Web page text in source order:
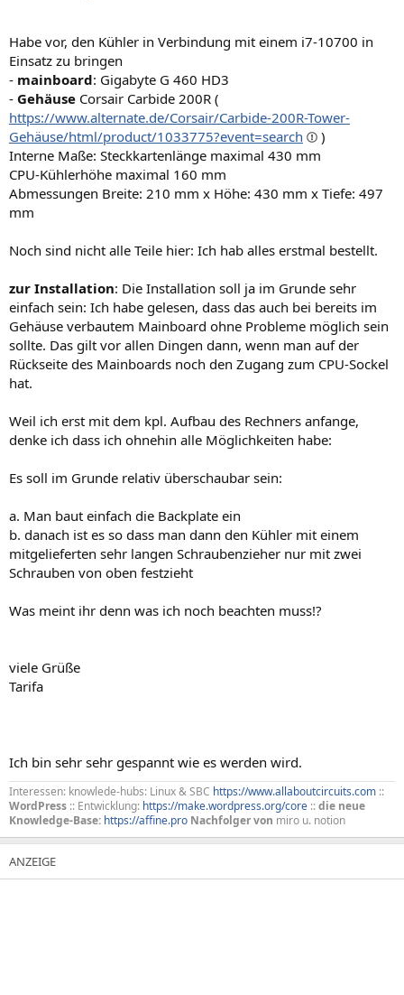
Habe vor, den Kühler in Verbindung mit einem i7-10700 in
Einsatz zu bringen
- mainboard: Gigabyte G 460 HD3
- Gehäuse Corsair Carbide 200R (
https://www.alternate.de/Corsair/Carbide-200R-Tower-
Gehäuse/html/product/1033775?event=search
)
Interne Maße: Steckkartenlänge maximal 430 mm
CPU-Kühlerhöhe maximal 160 mm
Abmessungen Breite: 210 mm x Höhe: 430 mm x Tiefe: 497
mm
Noch sind nicht alle Teile hier: Ich hab alles erstmal bestellt.
zur Installation: Die Installation soll ja im Grunde sehr
einfach sein: Ich habe gelesen, dass das auch bei bereits im
Gehäuse verbautem Mainboard ohne Probleme möglich sein
sollte. Das gilt vor allen Dingen dann, wenn man auf der
Rückseite des Mainboards noch den Zugang zum CPU-Sockel
hat.
Weil ich erst mit dem kpl. Aufbau des Rechners anfange,
denke ich dass ich ohnehin alle Möglichkeiten habe:
Es soll im Grunde relativ überschaubar sein:
a. Man baut einfach die Backplate ein
b. danach ist es so dass man dann den Kühler mit einem
mitgelieferten sehr langen Schraubenzieher nur mit zwei
Schrauben von oben festzieht
Was meint ihr denn was ich noch beachten muss!?
viele Grüße
Tarifa
Ich bin sehr sehr gespannt wie es werden wird.
Interessen: knowlede-hubs: Linux & SBC https://www.allaboutcircuits.com ::
WordPress :: Entwicklung: https://make.wordpress.org/core ::die neue
Knowledge-Base: https://affine.pro Nachfolger von miro u. notion